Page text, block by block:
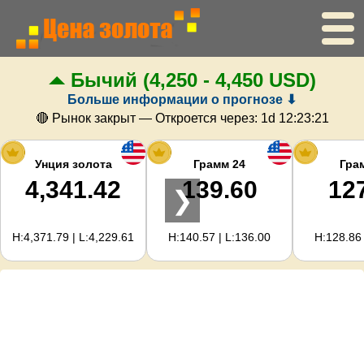
Главная
Цена золота
Цена серебра
Калькулятор золота
Для вебмастеров
Бычий (4,250 - 4,450 USD)
Больше информации о прогнозе ⬇
🔴 Рынок закрыт — Откроется через: 1d 12:23:20
Унция золота
4,341.42
H:4,371.79 | L:4,229.61
Грамм 24
139.60
H:140.57 | L:136.00
❯